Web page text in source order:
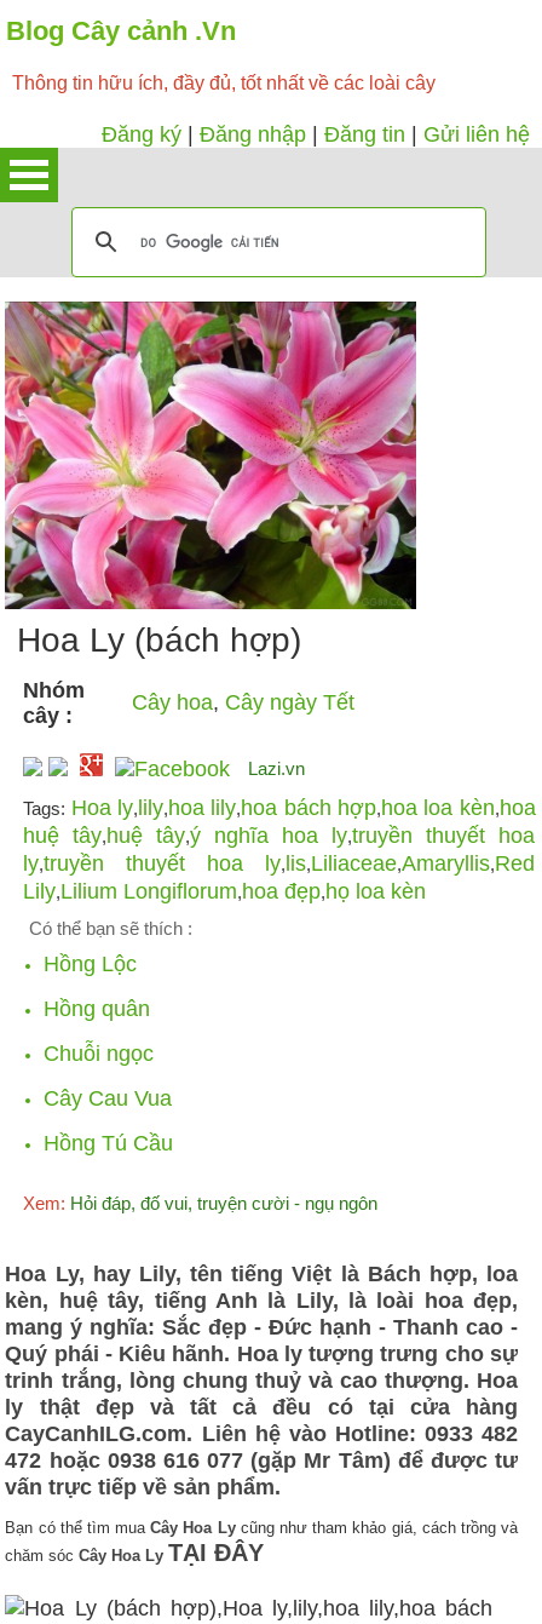
Blog Cây cảnh .Vn
Thông tin hữu ích, đầy đủ, tốt nhất về các loài cây
Đăng ký Đăng nhập Đăng tin Gửi liên hệ
Hoa Ly (bách hợp)
Nhóm
cây :
Cây hoa, Cây ngày Tết
Lazi.vn
Tags: Hoa ly, lily,hoa lily,hoa bách hợp,hoa loa kèn,hoa
huệ tây,huệ tây,ý nghĩa hoa ly,truyền thuyết hoa
ly,truyền thuyết hoa ly, lis,Liliaceae,Amaryllis,Red
Lily,Lilium Longiflorum,hoa đẹp,họ loa kèn
Có thể bạn sẽ thích :
Hồng Lộc
Hồng quân
Chuỗi ngọc
Cây Cau Vua
Hồng Tú Cầu
Xem: Hỏi đáp, đố vui, truyện cười - ngụ ngôn
Hoa Ly, hay Lily, tên tiếng Việt là Bách hợp, loa
kèn, huệ tây, tiếng Anh là Lily, là loài hoa đẹp,
mang ý nghĩa: Sắc đẹp - Đức hạnh - Thanh cao -
Quý phái - Kiêu hãnh. Hoa ly tượng trưng cho sự
trinh trắng, lòng chung thuỷ và cao thượng. Hoa
ly thật đẹp và tất cả đều có tại cửa hàng
CayCanhILG.com. Liên hệ vào Hotline: 0933 482
472 hoặc 0938 616 077 (gặp Mr Tâm) để được tư
vấn trực tiếp về sản phẩm.
Bạn có thểtìm muaCây Hoa Lycũng như tham khảo giá, cách trồng và
chăm sócCây Hoa Ly TẠI ĐÂY